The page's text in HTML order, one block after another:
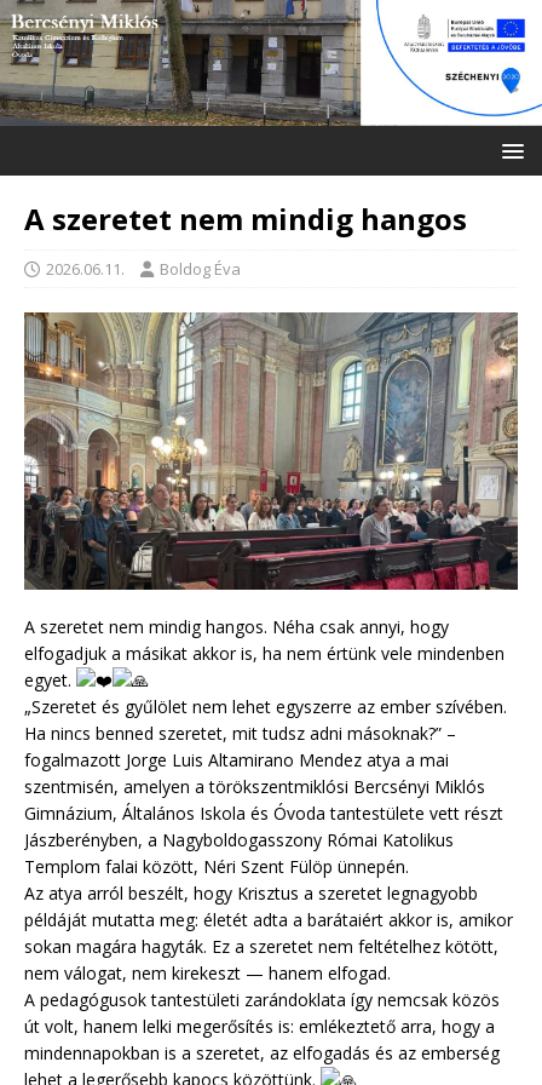
A szeretet nem mindig hangos
2026.06.11. Boldog Éva
A szeretet nem mindig hangos. Néha csak annyi, hogy
elfogadjuk a másikat akkor is, ha nem értünk vele mindenben
egyet.
„Szeretet és gyűlölet nem lehet egyszerre az ember szívében.
Ha nincs benned szeretet, mit tudsz adni másoknak?” –
fogalmazott Jorge Luis Altamirano Mendez atya a mai
szentmisén, amelyen a törökszentmiklósi Bercsényi Miklós
Gimnázium, Általános Iskola és Óvoda tantestülete vett részt
Jászberényben, a Nagyboldogasszony Római Katolikus
Templom falai között, Néri Szent Fülöp ünnepén.
Az atya arról beszélt, hogy Krisztus a szeretet legnagyobb
példáját mutatta meg: életét adta a barátaiért akkor is, amikor
sokan magára hagyták. Ez a szeretet nem feltételhez kötött,
nem válogat, nem kirekeszt — hanem elfogad.
A pedagógusok tantestületi zarándoklata így nemcsak közös
út volt, hanem lelki megerősítés is: emlékeztető arra, hogy a
mindennapokban is a szeretet, az elfogadás és az emberség
lehet a legerősebb kapocs közöttünk.